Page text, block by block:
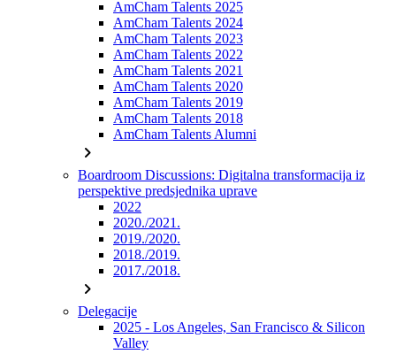
AmCham Talents 2025
AmCham Talents 2024
AmCham Talents 2023
AmCham Talents 2022
AmCham Talents 2021
AmCham Talents 2020
AmCham Talents 2019
AmCham Talents 2018
AmCham Talents Alumni
chevron_right
Boardroom Discussions: Digitalna transformacija iz
perspektive predsjednika uprave
2022
2020./2021.
2019./2020.
2018./2019.
2017./2018.
chevron_right
Delegacije
2025 - Los Angeles, San Francisco & Silicon
Valley